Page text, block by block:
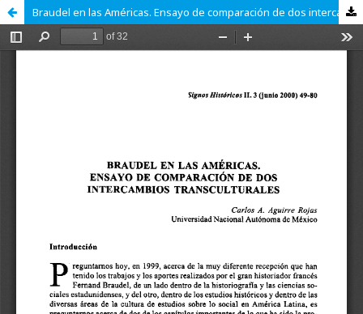
Braudel en las Américas. Ensayo de comparación de dos intercambios transculturales